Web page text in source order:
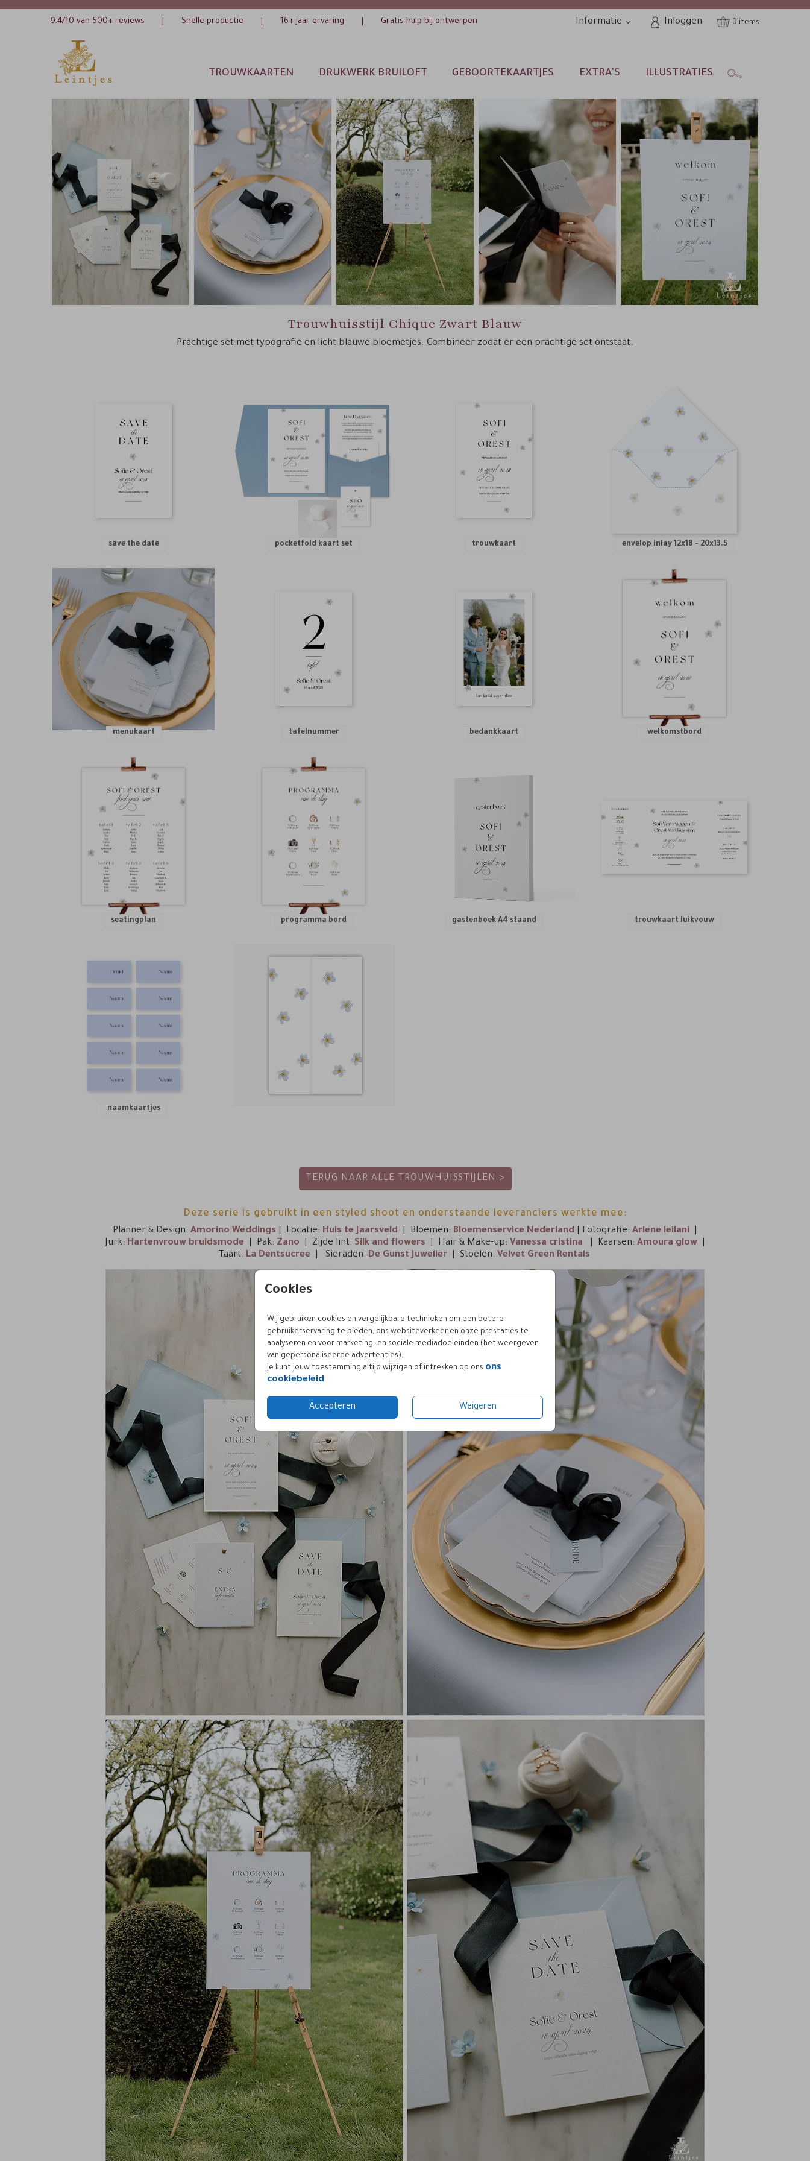
9.4/10 van 500+ reviews Snelle productie 16+ jaar ervaring Gratis hulp bij ontwerpen Informatie Inloggen 0
TROUWKAARTEN DRUKWERK BRUILOFT GEBOORTEKAARTJES EXTRA'S ILLUSTRATIES
Cookies
Wij gebruiken cookies en vergelijkbare technieken om een betere
gebruikerservaring te bieden, ons websiteverkeer en onze prestaties te
analyseren en voor marketing- en sociale mediadoeleinden (het weergeven
van gepersonaliseerde advertenties).
Je kunt jouw toestemming altijd wijzigen of intrekken op ons ons
cookiebeleid.
Accepteren Weigeren
Trouwhuisstijl Chique Zwart Blauw
Prachtige set met typografie en licht blauwe bloemetjes. Combineer zodat er een prachtige set ontstaat.
save the date pocketfold kaart set trouwkaart envelop inlay 12x18 - 20x13.5
menukaart tafelnummer bedankkaart welkomstbord
seatingplan programma bord gastenboek A4 staand trouwkaart luikvouw
naamkaartjes
TERUG NAAR ALLE TROUWHUISSTIJLEN >
Deze serie is gebruikt in een styled shoot en onderstaande leveranciers werkte mee:
Planner & Design: Amorino Weddings | Locatie: Huis te Jaarsveld | Bloemen: Bloemenservice Nederland | Fotografie: Arlene leilani
Jurk: Hartenvrouw bruidsmode | Pak: Zano | Zijde lint: Silk and flowers | Hair & Make-up: Vanessa cristina | Kaarsen: Amoura glow|
Taart: La Dentsucree | Sieraden: De Gunst Juwelier| Stoelen: Velvet Green Rentals